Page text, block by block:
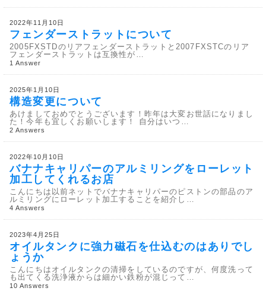
2022年11月10日
フェンダーストラットについて
2005FXSTDのリアフェンダーストラットと2007FXSTCのリア
フェンダーストラットは互換性が…
1 Answer
2025年1月10日
構造変更について
あけましておめでとうございます！昨年は大変お世話になりまし
た！今年も宜しくお願いします！ 自分はいつ…
2 Answers
2022年10月10日
バナナキャリパーのアルミリングをローレット
加工してくれるお店
こんにちは以前ネットでバナナキャリパーのピストンの部品のア
ルミリングにローレット加工することを紹介し…
4 Answers
2023年4月25日
オイルタンクに強力磁石を仕込むのはありでし
ょうか
こんにちはオイルタンクの清掃をしているのですが、何度洗って
も出てくる洗浄液からは細かい鉄粉が混じって…
10 Answers